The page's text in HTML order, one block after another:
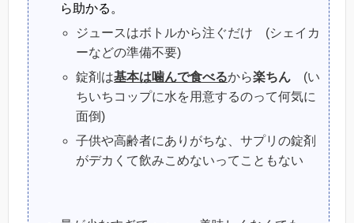
ら助かる。
ジュースはボトルから注ぐだけ (シェイカ
ーなどの準備不要)
錠剤は基本は噛んで食べるから楽ちん (い
ちいちコップに水を用意するのって何気に
面倒)
子供や高齢者にありがちな、サプリの錠剤
がデカくて飲みこめないってこともない